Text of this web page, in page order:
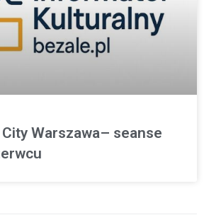
Warszawa– seanse